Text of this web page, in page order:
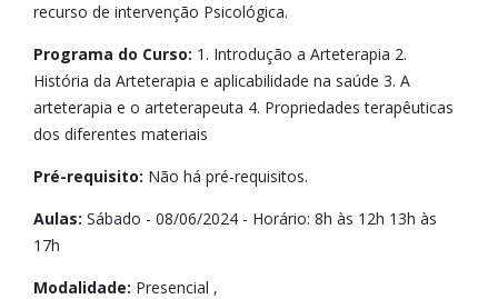
recurso de intervenção Psicológica.
Programa do Curso: 1. Introdução a Arteterapia 2.
História da Arteterapia e aplicabilidade na saúde 3. A
arteterapia e o arteterapeuta 4. Propriedades terapêuticas
dos diferentes materiais
Pré-requisito: Não há pré-requisitos.
Aulas: Sábado - 08/06/2024 - Horário: 8h às 12h 13h às
17h
Modalidade: Presencial ,